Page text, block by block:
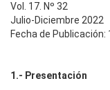
Vol. 17. Nº 32
Julio-Diciembre 2022
Fecha de
1.- Presentación